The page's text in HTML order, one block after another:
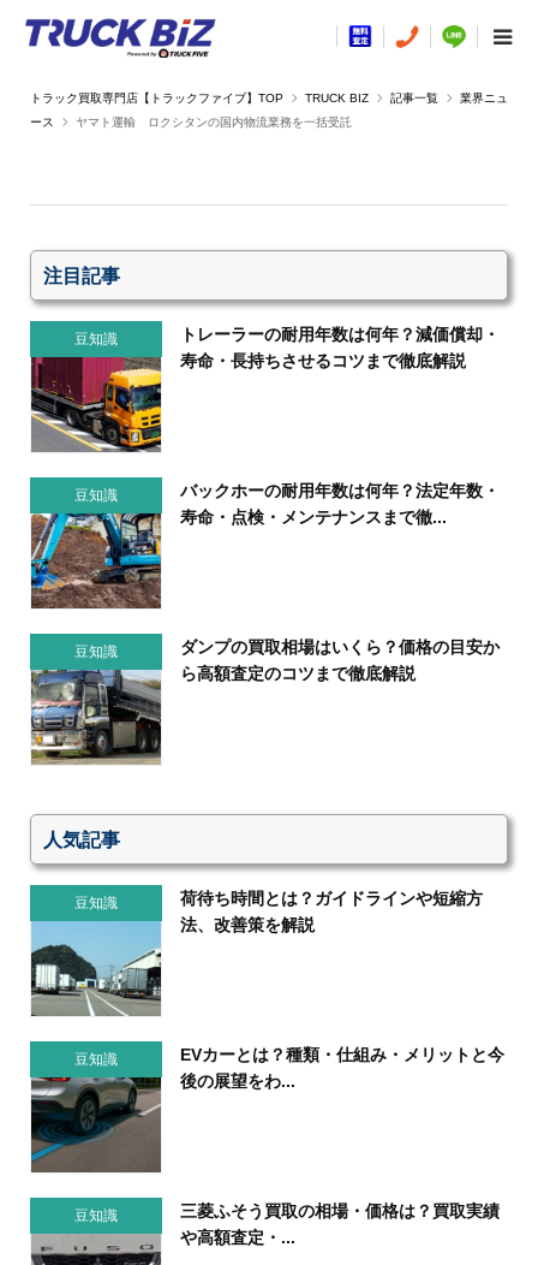
TRUCK BIZ 記事一覧
業界ニュ
ース
ヤマト運輸 ロクシタンの国内物流業務を一括受託
注目記事
豆知識
トレーラーの耐用年数は何年？減価償却・
寿命・長持ちさせるコツまで徹底解説
豆知識
バックホーの耐用年数は何年？法定年数・
寿命・点検・メンテナンスまで徹...
豆知識
ダンプの買取相場はいくら？価格の目安か
ら高額査定のコツまで徹底解説
人気記事
豆知識
荷待ち時間とは？ガイドラインや短縮方
法、改善策を解説
豆知識
EVカーとは？種類・仕組み・メリットと今
後の展望をわ...
豆知識
三菱ふそう買取の相場・価格は？買取実績
や高額査定・...